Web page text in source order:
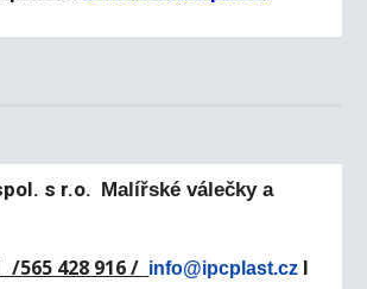
s r.o. Malířské válečky a
/565 428 916 / info@ipcplast.cz I